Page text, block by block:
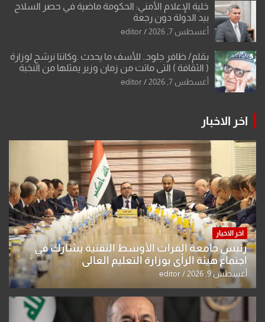
خلية الإعلام الأمني: الحكومة ماضية في حصر السلاح
بيد الدولة دون رجعة
أغسطس 7, 2026 editor
بقلم/ ظافر جلود.. للأسف ما يحدث .وكاننا نرشح لوزارة
( الثقافة ) التي ماتت من زمان وزير يمثلها من النخبة
والإرث العظيم للثقافة العراقية..
أغسطس 7, 2026 editor
اخر الاخبار
اخر الاخبار
رئيس جامعة الفرات الأوسط التقنية يشارك في
اجتماع هيئة الرأي بوزارة التعليم العالي
أغسطس 9, 2026 editor